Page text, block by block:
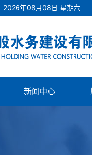
2026年08月08日 星期六
新闻中心